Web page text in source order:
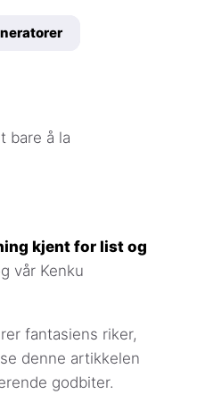
bare å la
kjent for list og
vår Kenku
fantasiens riker,
denne artikkelen
godbiter.